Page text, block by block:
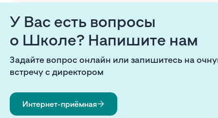
У Вас есть вопросы
о Школе? Напишите нам
Задайте вопрос онлайн или запишитесь на
встречу с директором
Интернет-приёмная